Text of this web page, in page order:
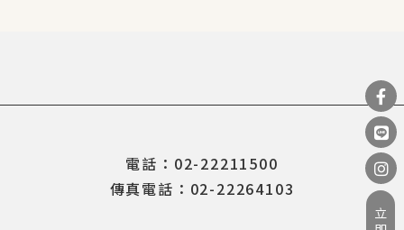
電話：02-22211500
傳真電話：02-22264103